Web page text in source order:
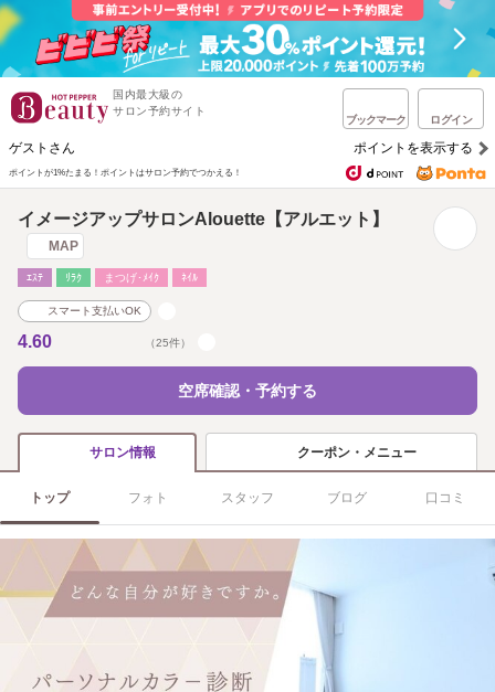
国内最大級の
サロン予約サイト
ブックマーク ログイン
ゲストさん ポイントを表示する
ポイントが1%たまる！ ポイントはサロン予約でつかえる！
イメージアップサロンAlouette【アルエット】
MAP
ｴｽﾃ ﾘﾗｸ まつげ･ﾒｲｸ ﾈｲﾙ
スマート支払いOK
4.60 （25件）
空席確認・予約する
サロン情報 クーポン・メニュー
トップ フォト スタッフ ブログ 口コミ